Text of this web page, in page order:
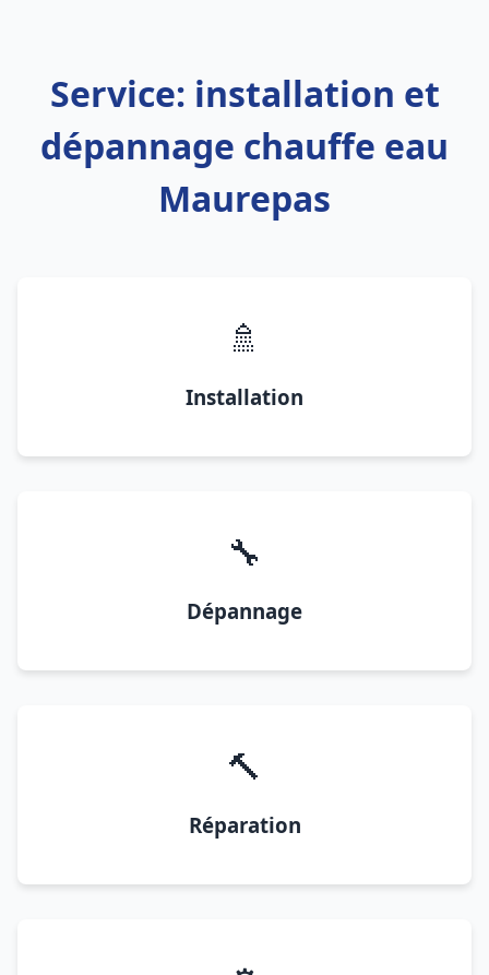
Service: installation et
dépannage chauffe eau
Maurepas
🚿
Installation
🔧
Dépannage
🔨
Réparation